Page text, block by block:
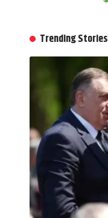
Trending Stories